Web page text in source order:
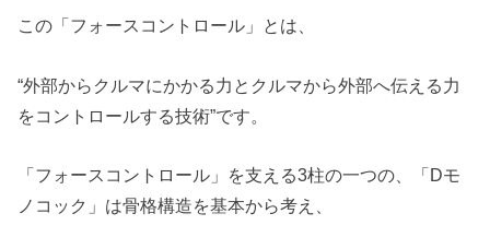
この「フォースコントロール」とは、
“外部からクルマにかかる力とクルマから外部へ伝える力
をコントロールする技術”です。
「フォースコントロール」を支える3柱の一つの、「Dモ
ノコック」は骨格構造を基本から考え、